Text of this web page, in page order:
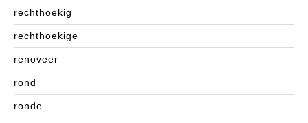
rechthoekig
rechthoekige
renoveer
rond
ronde